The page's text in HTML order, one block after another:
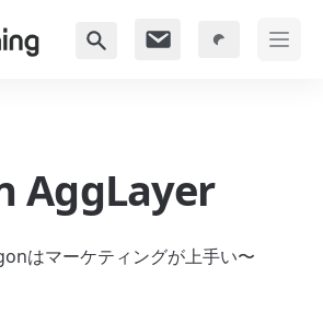
AggLayer
はマーケティングが上手い〜